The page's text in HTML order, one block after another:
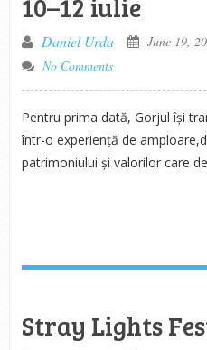
10–12 iulie
Daniel Urda June 19,
No Comments
Pentru prima dată, Gorjul își
într-o experiență de
patrimoniului și valorilor care
Stray Lights